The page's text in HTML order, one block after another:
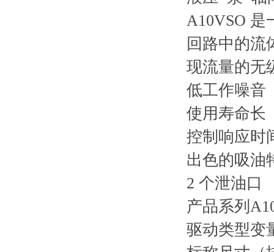
A10VSO 是
回路中的流
现流量的无
低工作噪音
使用寿命长
控制响应时
出色的吸油
2 个泄油口
产品系列
驱动类型变